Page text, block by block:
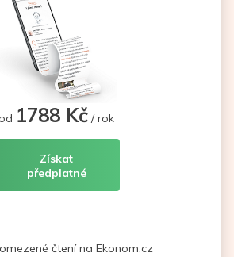
1788 Kč / rok
Získat
předplatné
čtení na Ekonom.cz